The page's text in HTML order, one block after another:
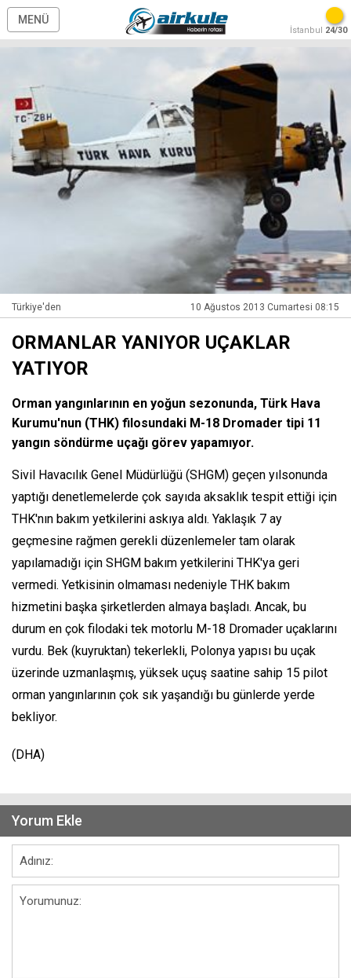
MENÜ
İstanbul 24/30
Türkiye'den 10 Ağustos 2013 Cumartesi 08:15
ORMANLAR YANIYOR UÇAKLAR
YATIYOR
Orman yangınlarının en yoğun sezonunda, Türk Hava
Kurumu'nun (THK) filosundaki M-18 Dromader tipi 11
yangın söndürme uçağı görev yapamıyor.
Sivil Havacılık Genel Müdürlüğü (SHGM) geçen yılsonunda
yaptığı denetlemelerde çok sayıda aksaklık tespit ettiği için
THK'nın bakım yetkilerini askıya aldı. Yaklaşık 7 ay
geçmesine rağmen gerekli düzenlemeler tam olarak
yapılamadığı için SHGM bakım yetkilerini THK'ya geri
vermedi. Yetkisinin olmaması nedeniyle THK bakım
hizmetini başka şirketlerden almaya başladı. Ancak, bu
durum en çok filodaki tek motorlu M-18 Dromader uçaklarını
vurdu. Bek (kuyruktan) tekerlekli, Polonya yapısı bu uçak
üzerinde uzmanlaşmış, yüksek uçuş saatine sahip 15 pilot
orman yangınlarının çok sık yaşandığı bu günlerde yerde
bekliyor.
(DHA)
Yorum Ekle